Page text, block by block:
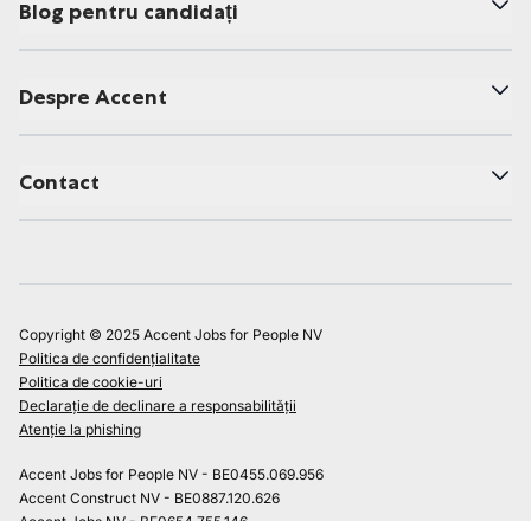
Blog pentru candidați
Despre Accent
Contact
Copyright © 2025 Accent Jobs for People NV
Politica de confidențialitate
Politica de cookie-uri
Declarație de declinare a responsabilității
Atenție la phishing
Accent Jobs for People NV - BE0455.069.956
Accent Construct NV - BE0887.120.626